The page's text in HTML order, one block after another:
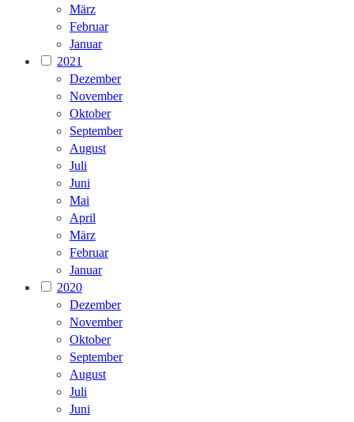
März
Februar
Januar
2021
Dezember
November
Oktober
September
August
Juli
Juni
Mai
April
März
Februar
Januar
2020
Dezember
November
Oktober
September
August
Juli
Juni